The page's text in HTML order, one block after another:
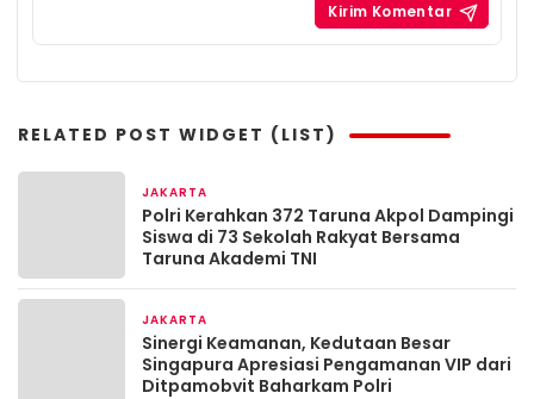
RELATED POST WIDGET (LIST)
JAKARTA
Polri Kerahkan 372 Taruna Akpol Dampingi
Siswa di 73 Sekolah Rakyat Bersama
Taruna Akademi TNI
JAKARTA
Sinergi Keamanan, Kedutaan Besar
Singapura Apresiasi Pengamanan VIP dari
Ditpamobvit Baharkam Polri